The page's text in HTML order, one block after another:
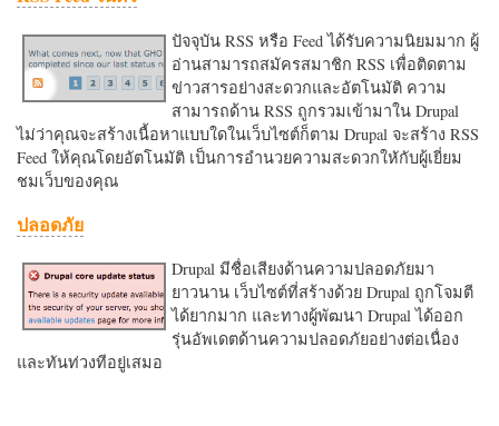
ปัจจุบัน RSS หรือ Feed ได้รับความนิยมมาก ผู้
อ่านสามารถสมัครสมาชิก RSS เพื่อติดตาม
ข่าวสารอย่างสะดวกและอัตโนมัติ ความ
สามารถด้าน RSS ถูกรวมเข้ามาใน Drupal
ไม่ว่าคุณจะสร้างเนื้อหาแบบใดในเว็บไซต์ก็ตาม Drupal จะสร้าง RSS
Feed ให้คุณโดยอัตโนมัติ เป็นการอำนวยความสะดวกใหักับผู้เยี่ยม
ชมเว็บของคุณ
ปลอดภัย
Drupal มีชื่อเสียงด้านความปลอดภัยมา
ยาวนาน เว็บไซต์ที่สร้างด้วย Drupal ถูกโจมตี
ได้ยากมาก และทางผู้พัฒนา Drupal ได้ออก
รุ่นอัพเดตด้านความปลอดภัยอย่างต่อเนื่อง
และทันท่วงทีอยู่เสมอ